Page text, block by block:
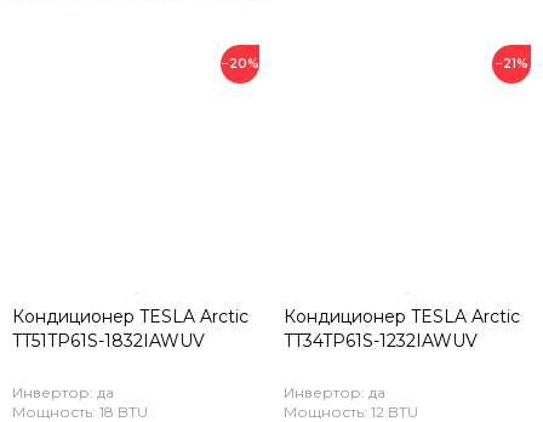
−20%
Кондиционер TESLA Arctic
TT51TP61S-1832IAWUV
Инвертор: да
Мощность: 18 BTU
−21%
Кондиционер TESLA Arctic
TT34TP61S-1232IAWUV
Инвертор: да
Мощность: 12 BTU